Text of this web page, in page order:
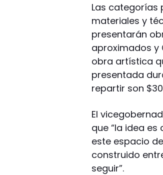
Las categorías
materiales y
presentarán
aproximados y
obra artística
presentada
repartir son
El
que “la idea
este espacio
construido
seguir”.